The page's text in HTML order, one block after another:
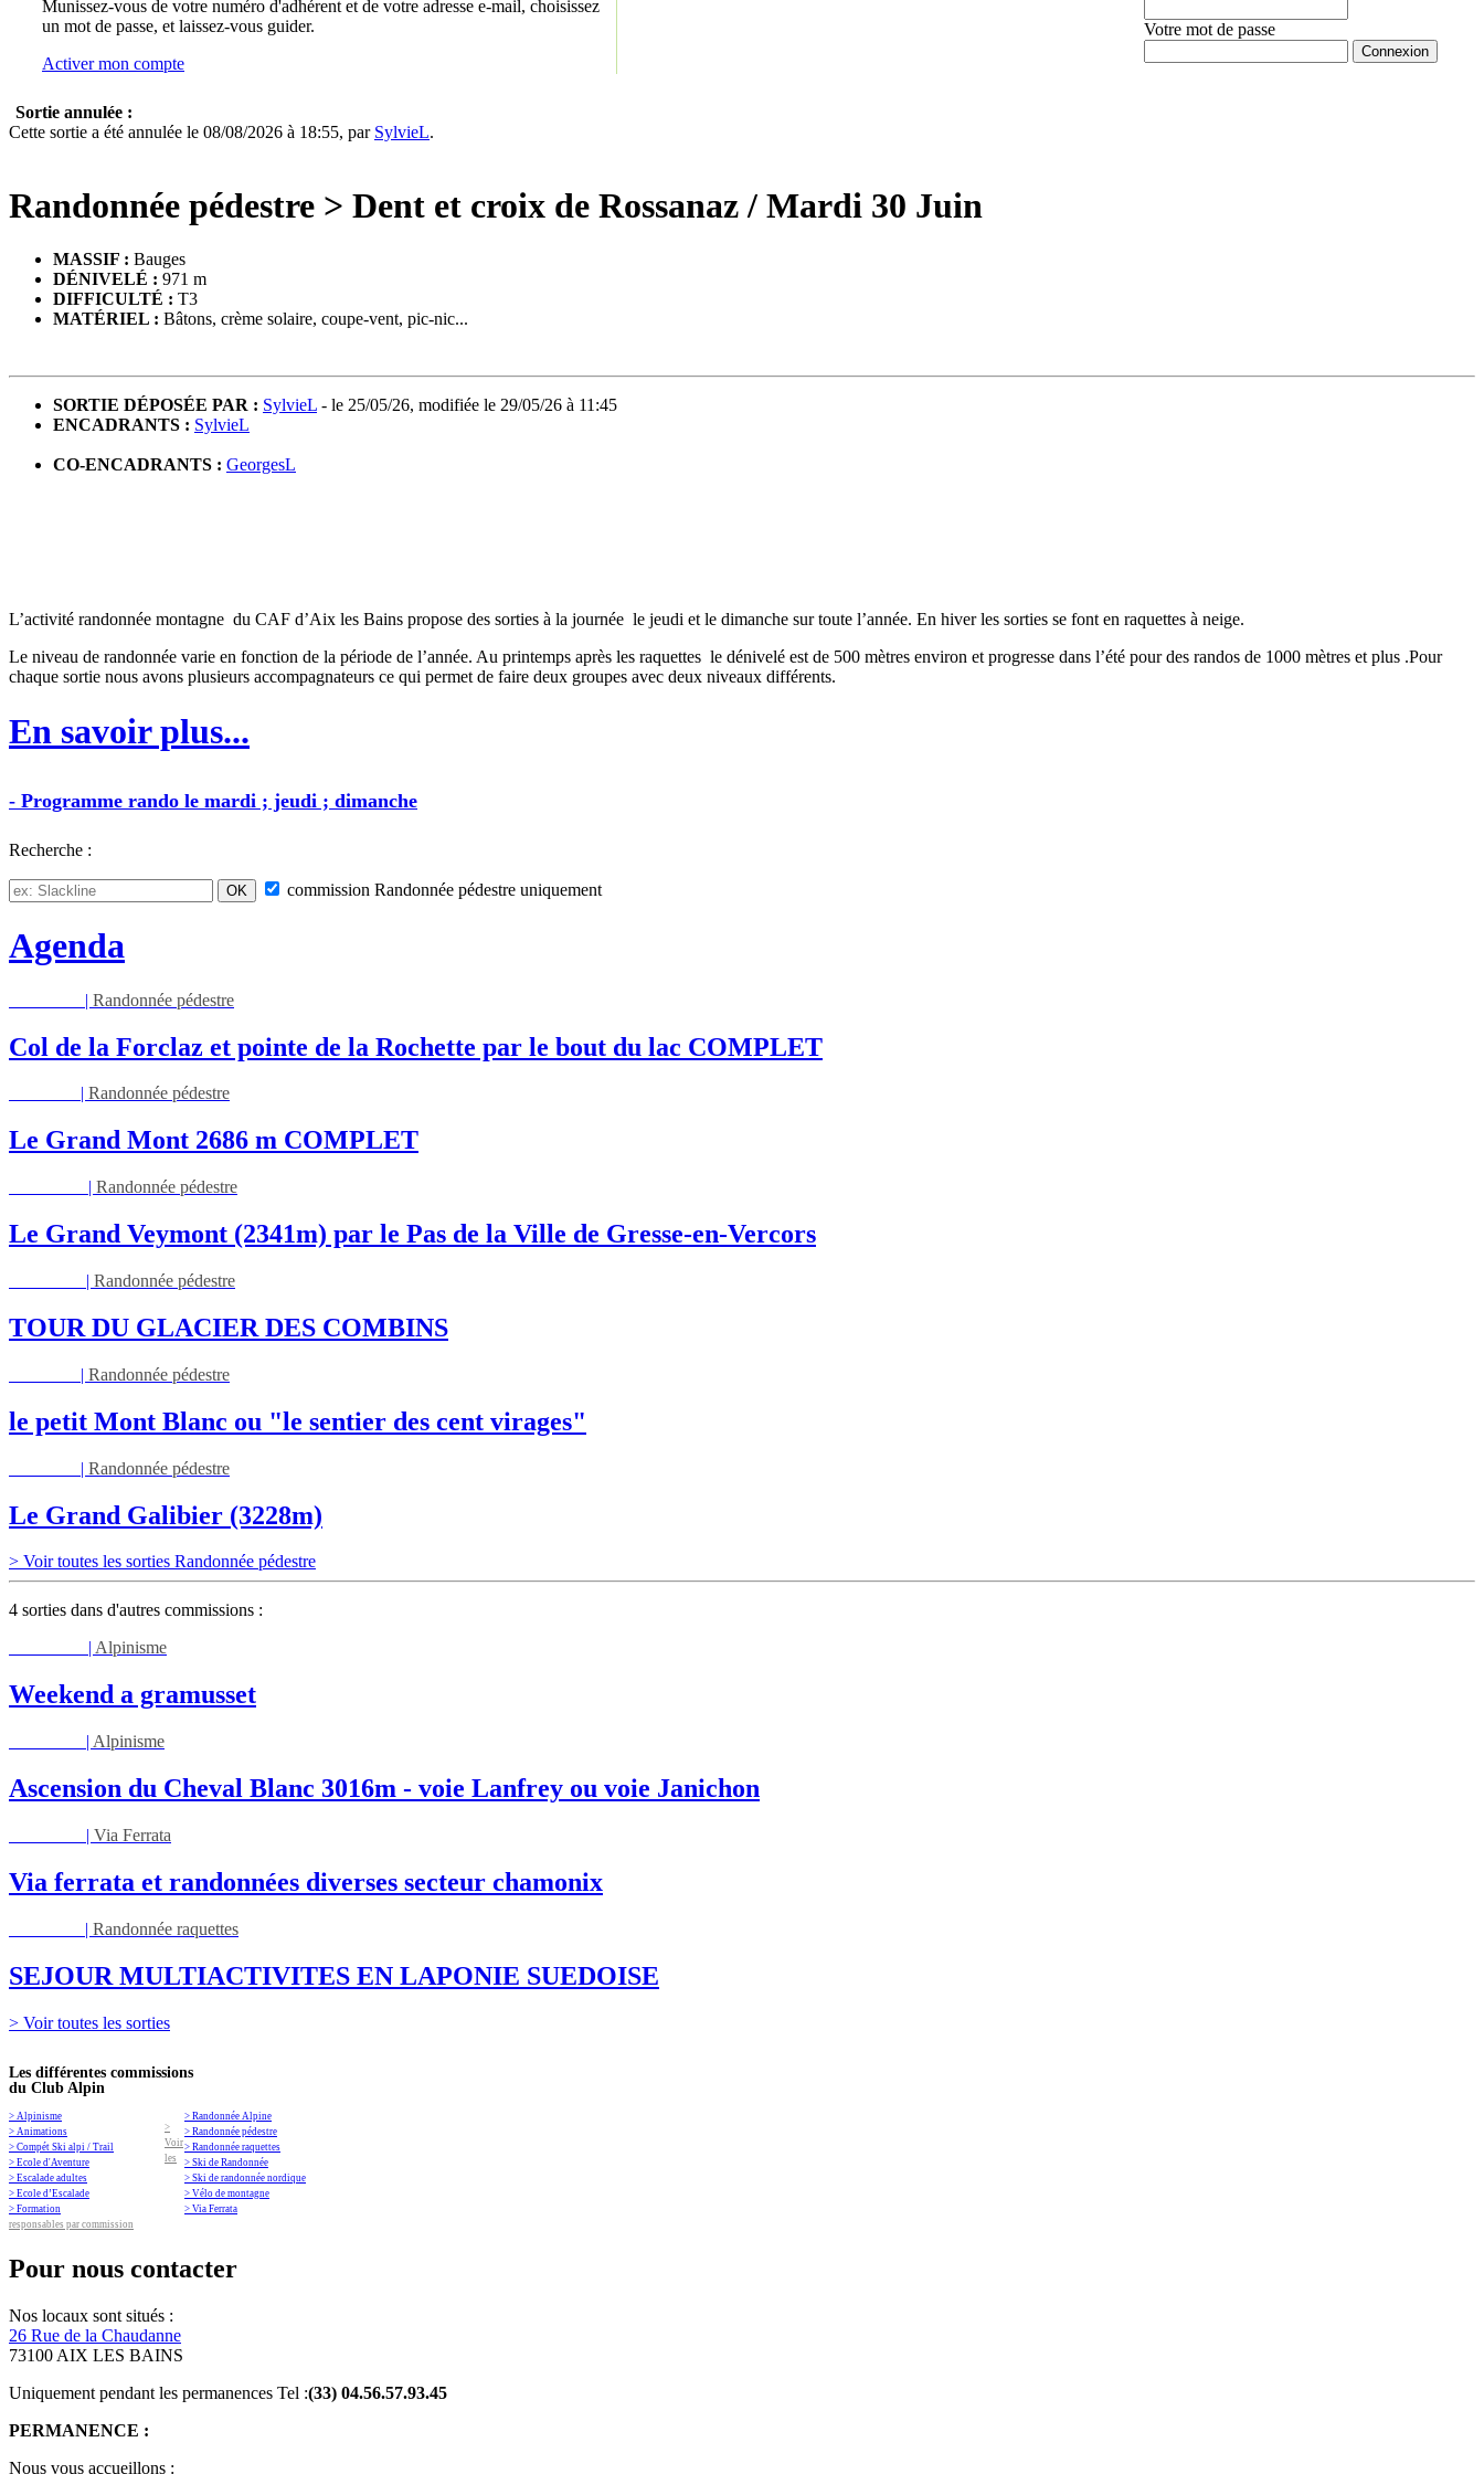
Munissez-vous de votre numéro d'adhérent et de votre adresse e-mail, choisissez
un mot de passe, et laissez-vous guider.
Activer mon compte
Votre mot de passe
Sortie annulée :
Cette sortie a été annulée le 08/08/2026 à 18:55, par SylvieL.
Randonnée pédestre > Dent et croix de Rossanaz / Mardi 30 Juin
MASSIF : Bauges
DÉNIVELÉ : 971 m
DIFFICULTÉ : T3
MATÉRIEL : Bâtons, crème solaire, coupe-vent, pic-nic...
SORTIE DÉPOSÉE PAR : SylvieL - le 25/05/26, modifiée le 29/05/26 à 11:45
ENCADRANTS : SylvieL
CO-ENCADRANTS : GeorgesL
L’activité randonnée montagne du CAF d’Aix les Bains propose des sorties à la journée le jeudi et le dimanche sur toute l’année. En hiver les sorties se font en raquettes à neige.
Le niveau de randonnée varie en fonction de la période de l’année. Au printemps après les raquettes le dénivelé est de 500 mètres environ et progresse dans l’été pour des randos de 1000 mètres et plus .Pour
chaque sortie nous avons plusieurs accompagnateurs ce qui permet de faire deux groupes avec deux niveaux différents.
En savoir plus...
- Programme rando le mardi ; jeudi ; dimanche
Recherche :
commission Randonnée pédestre uniquement
Agenda
| Randonnée pédestre
Col de la Forclaz et pointe de la Rochette par le bout du lac COMPLET
| Randonnée pédestre
Le Grand Mont 2686 m COMPLET
| Randonnée pédestre
Le Grand Veymont (2341m) par le Pas de la Ville de Gresse-en-Vercors
| Randonnée pédestre
TOUR DU GLACIER DES COMBINS
| Randonnée pédestre
le petit Mont Blanc ou "le sentier des cent virages"
| Randonnée pédestre
Le Grand Galibier (3228m)
> Voir toutes les sorties Randonnée pédestre
4 sorties dans d'autres commissions :
Alpinisme
Weekend a gramusset
| Alpinisme
Ascension du Cheval Blanc 3016m - voie Lanfrey ou voie Janichon
| Via Ferrata
Via ferrata et randonnées diverses secteur chamonix
| Randonnée raquettes
SEJOUR MULTIACTIVITES EN LAPONIE SUEDOISE
> Voir toutes les sorties
Les différentes commissions
du Club Alpin
> Alpinisme
> Animations
> Compét Ski alpi / Trail
> Ecole d'Aventure
> Escalade adultes
> Ecole d’Escalade
> Formation
> Randonnée Alpine
> Randonnée pédestre
> Randonnée raquettes
> Ski de Randonnée
> Ski de randonnée nordique
> Vélo de montagne
> Via Ferrata
>
Voir
les
responsables par commission
Pour nous contacter
Nos locaux sont situés :
26 Rue de la Chaudanne
73100 AIX LES BAINS
Uniquement pendant les permanences Tel :(33) 04.56.57.93.45
PERMANENCE :
Nous vous accueillons :